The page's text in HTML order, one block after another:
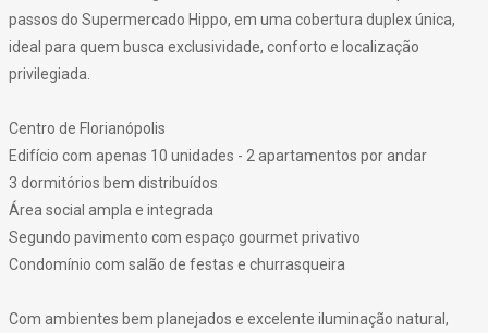
passos do Supermercado Hippo, em uma cobertura duplex única,
ideal para quem busca exclusividade, conforto e localização
privilegiada.
Centro de Florianópolis
Edifício com apenas 10 unidades - 2 apartamentos por andar
3 dormitórios bem distribuídos
Área social ampla e integrada
Segundo pavimento com espaço gourmet privativo
Condomínio com salão de festas e churrasqueira
Com ambientes bem planejados e excelente iluminação natural,